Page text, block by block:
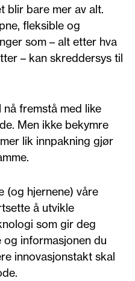
blir bare mer av alt.
fleksible og
som – alt etter hva
– kan skreddersys til
fremstå med like
Men ikke bekymre
lik innpakning gjør
(og hjernene) våre
å utvikle
som gir deg
og informasjonen du
innovasjonstakt skal